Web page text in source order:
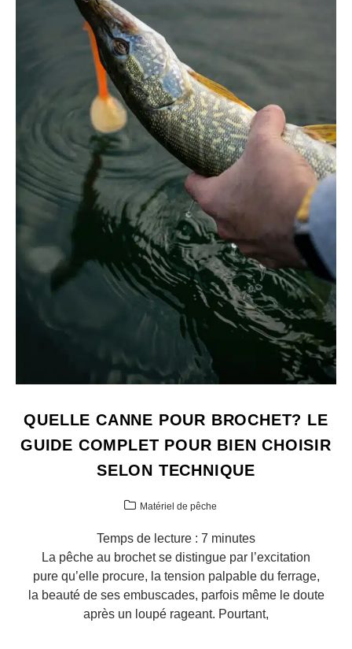
QUELLE CANNE POUR BROCHET? LE
GUIDE COMPLET POUR BIEN CHOISIR
SELON TECHNIQUE
Matériel de pêche
Temps de lecture : 7 minutes
La pêche au brochet se distingue par l’excitation
pure qu’elle procure, la tension palpable du ferrage,
la beauté de ses embuscades, parfois même le doute
après un loupé rageant. Pourtant,